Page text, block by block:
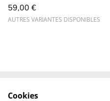
59,00 €
AUTRES VARIANTES DISPONIBLES
Cookies